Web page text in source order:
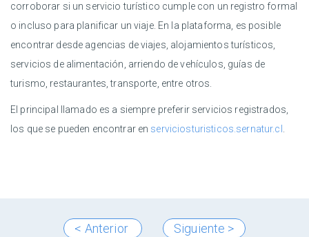
corroborar si un servicio turístico cumple con un registro formal
o incluso para planificar un viaje. En la plataforma, es posible
encontrar desde agencias de viajes, alojamientos turísticos,
servicios de alimentación, arriendo de vehículos, guías de
turismo, restaurantes, transporte, entre otros.
El principal llamado es a siempre preferir servicios registrados,
los que se pueden encontrar en serviciosturisticos.sernatur.cl
< Anterior Siguiente >